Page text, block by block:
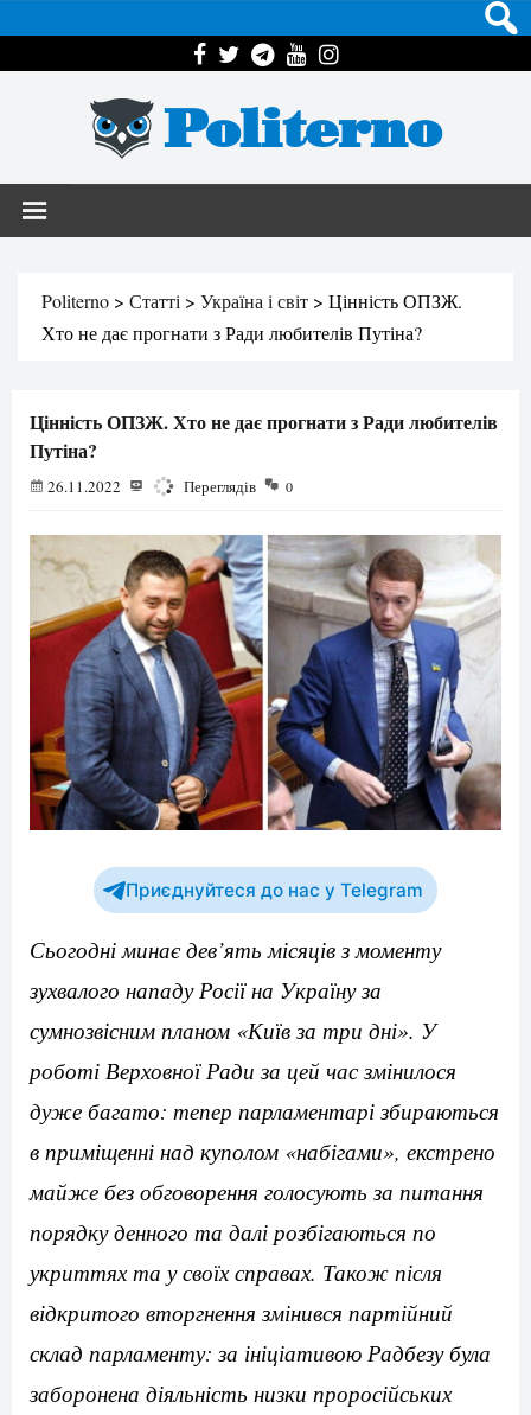
Politerno
Politerno > Статті > Україна і світ > Цінність ОПЗЖ.
Хто не дає прогнати з Ради любителів Путіна?
Цінність ОПЗЖ. Хто не дає прогнати з Ради любителів
Путіна?
26.11.2022 1575 Переглядів 0
Приєднуйтеся до нас у Telegram
Сьогодні минає дев’ять місяців з моменту
зухвалого нападу Росії на Україну за
сумнозвісним планом «Київ за три дні». У
роботі Верховної Ради за цей час змінилося
дуже багато: тепер парламентарі збираються
в приміщенні над куполом «набігами», екстрено
майже без обговорення голосують за питання
порядку денного та далі розбігаються по
укриттях та у своїх справах. Також після
відкритого вторгнення змінився партійний
склад парламенту: за ініціативою Радбезу була
заборонена діяльність низки проросійських